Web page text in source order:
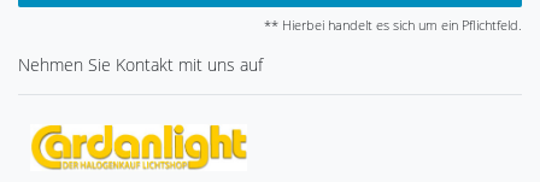
** Hierbei handelt es sich um ein Pflichtfeld.
Nehmen Sie Kontakt mit uns auf